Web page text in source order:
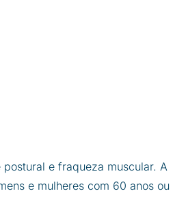
e fraqueza muscular. A
e mulheres com 60 anos ou